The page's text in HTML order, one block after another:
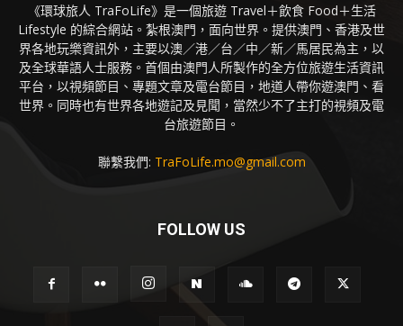
《環球旅人 TraFoLife》是一個旅遊 Travel＋飲食 Food＋生活
Lifestyle 的綜合網站。紮根澳門，面向世界。提供澳門、香港及世
界各地玩樂資訊外，主要以澳／港／台／中／新／馬居民為主，以
及全球華語人士服務。首個由澳門人所製作的全方位旅遊生活資訊
平台，以視頻節目、專題文章及電台節目，地道人帶你遊澳門、看
世界。同時也有世界各地遊記及見聞，當然少不了主打的視頻及電
台旅遊節目。
聯繫我們: TraFoLife.mo@gmail.com
FOLLOW US